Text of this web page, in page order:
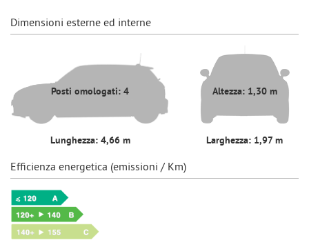
Dimensioni esterne ed interne
Posti omologati: 4
Lunghezza: 4,66 m
Altezza: 1,30 m
Larghezza: 1,97 m
Efficienza energetica (emissioni / Km)